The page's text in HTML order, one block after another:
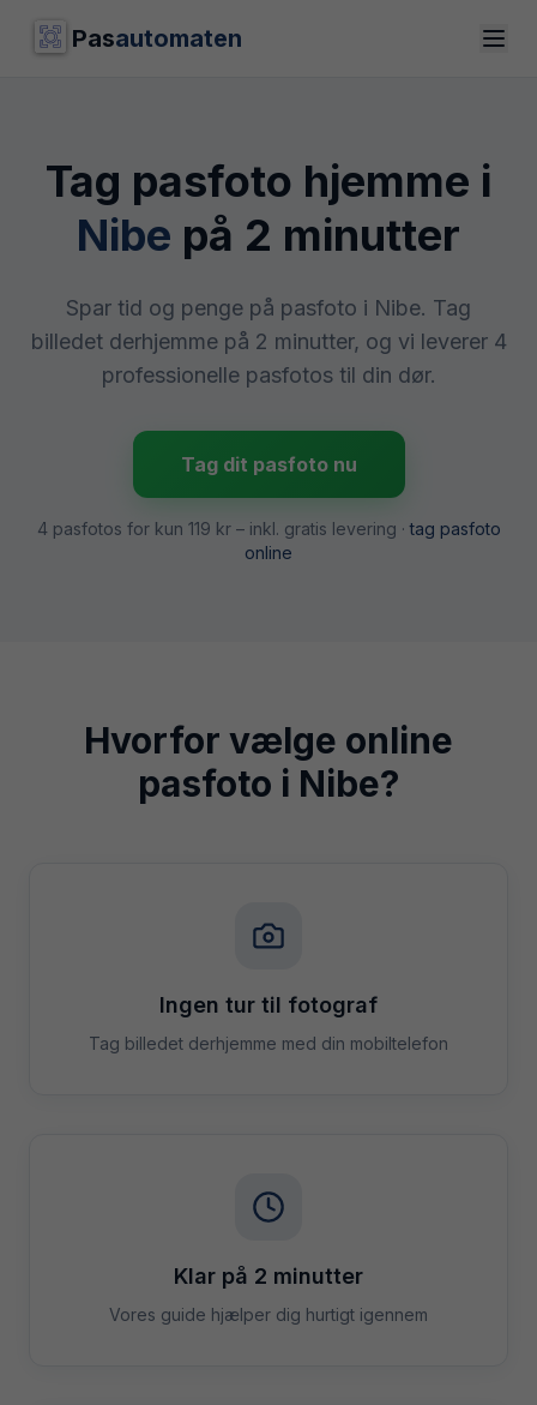
Pasautomaten
Tag pasfoto hjemme i
Nibe på 2 minutter
Spar tid og penge på pasfoto i Nibe. Tag
billedet derhjemme på 2 minutter, og vi leverer 4
professionelle pasfotos til din dør.
Tag dit pasfoto nu
4 pasfotos for kun 119 kr– inkl. gratis levering · tag pasfoto
online
Hvorfor vælge online
pasfoto i Nibe?
Ingen tur til fotograf
Tag billedet derhjemme med din mobiltelefon
Klar på 2 minutter
Vores guide hjælper dig hurtigt igennem